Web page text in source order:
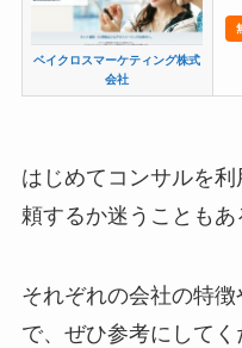
ベイクロスマーケティング株式
会社
はじめてコンサルを
頼するか迷うこともあ
それぞれの会社の特
で、ぜひ参考にしてく